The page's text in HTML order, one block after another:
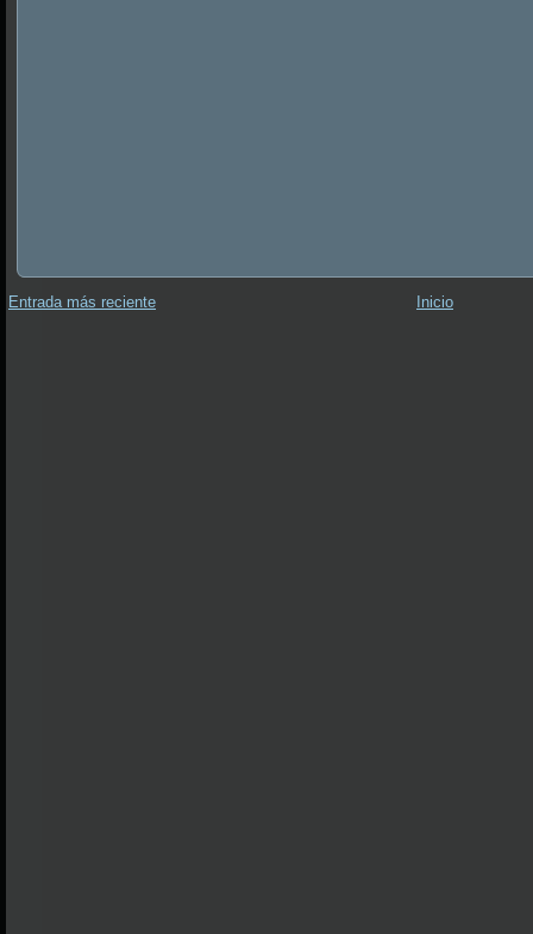
Entrada más reciente Inicio